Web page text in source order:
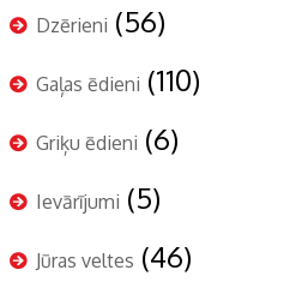
Dzērieni (56)
Gaļas ēdieni (110)
Griķu ēdieni (6)
Ievārījumi (5)
Jūras veltes (46)